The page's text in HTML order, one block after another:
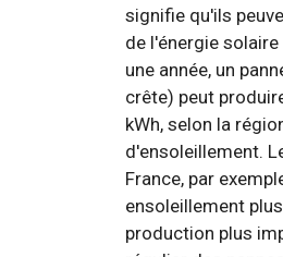
signifie qu'ils
de l'énergie
une année, un
crête) peut
kWh, selon la
d'ensoleillement.
France, par
ensoleillement
production plus